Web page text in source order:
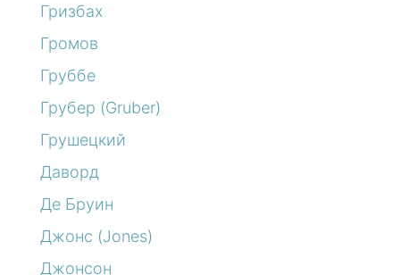
Гризбах
Громов
Груббе
Грубер (Gruber)
Грушецкий
Даворд
Де Бруин
Джонс (Jones)
Джонсон